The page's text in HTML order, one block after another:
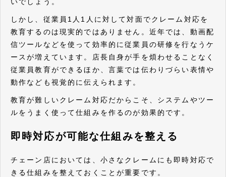
いでしょう。
しかし、従業員1人1人に対して対面でクレーム対応を
教育するのは現実的ではありません。近年では、動画配
信ツールなどを使って効率的に従業員の研修を行なうケ
ースが増えています。店長自身が手を煩わせることなく
従業員教育ができるほか、言葉では伝わりづらい表情や
動作なども視覚的に伝えられます。
教育が難しいクレーム対応だからこそ、システムやツー
ルをうまく使って仕組みを作るのが効果的です。
即時対応が可能な仕組みを整える
チェーン店においては、小さなクレームにも即時対応で
きる仕組みを整えておくことが重要です。